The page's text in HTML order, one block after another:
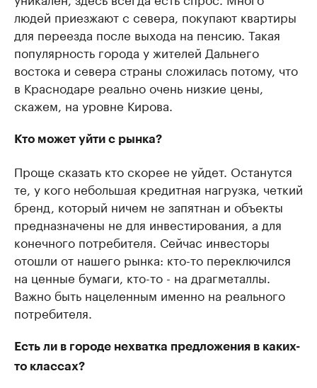
людей приезжают с севера, покупают квартиры
для переезда после выхода на пенсию. Такая
популярность города у жителей Дальнего
востока и севера страны сложилась потому, что
в Краснодаре реально очень низкие цены,
скажем, на уровне Кирова.
Кто может уйти с рынка?
Проще сказать кто скорее не уйдет. Останутся
те, у кого небольшая кредитная нагрузка, четкий
бренд, который ничем не запятнан и объекты
предназначены не для инвестирования, а для
конечного потребителя. Сейчас инвесторы
отошли от нашего рынка: кто-то переключился
на ценные бумаги, кто-то - на драгметаллы.
Важно быть нацеленным именно на реального
потребителя.
Есть ли в городе нехватка предложения в каких-
то классах?